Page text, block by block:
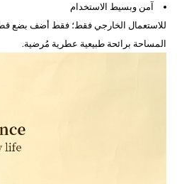
آمن وبسيط الاستخدام
للاستعمال الخارجي فقط؛ فقط أضف بضع
المساحة برائحة طبيعية عطرية مُرضية.